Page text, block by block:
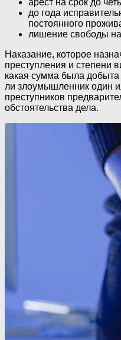
до года
постоянного
лишение свободы на
Наказание, которое
преступления и степени
какая сумма была
ли злоумышленник один
преступников
обстоятельства дела.